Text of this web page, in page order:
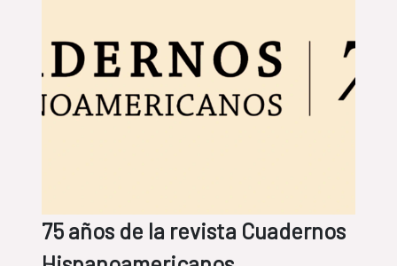
75 años de la revista Cuadernos